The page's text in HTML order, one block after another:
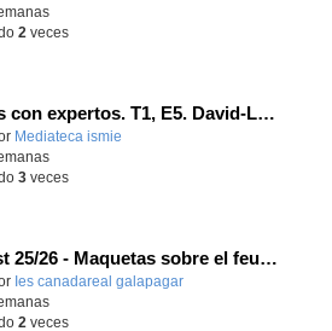
2 veces
Charlas con expertos. T1, E5. David-Li Ilundáin Reviriego
Mediateca ismie
3veces
Podcast 25/26 - Maquetas sobre el feudalismo
Ies canadareal galapagar-
2 veces